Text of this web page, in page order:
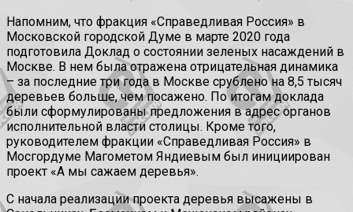
Напомним, что фракция «Справедливая Россия» в
Московской городской Думе в марте 2020 года
подготовила Доклад о состоянии зеленых насаждений в
Москве. В нем была отражена отрицательная динамика
– за последние три года в Москве срублено на 8,5 тысяч
деревьев больше, чем посажено. По итогам доклада
были сформулированы предложения в адрес органов
исполнительной власти столицы. Кроме того,
руководителем фракции «Справедливая Россия» в
Мосгордуме Магометом Яндиевым был инициирован
проект «А мы сажаем деревья».
С начала реализации проекта деревья высажены в